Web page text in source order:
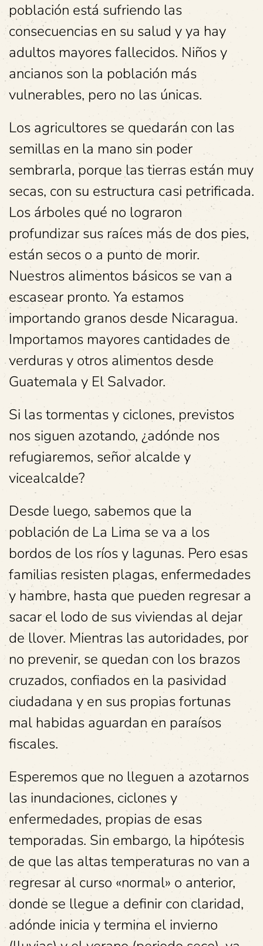
población está sufriendo las
consecuencias en su salud y ya hay
adultos mayores fallecidos. Niños y
ancianos son la población más
vulnerables, pero no las únicas.
Los agricultores se quedarán con las
semillas en la mano sin poder
sembrarla, porque las tierras están muy
secas, con su estructura casi petrificada.
Los árboles qué no lograron
profundizar sus raíces más de dos pies,
están secos o a punto de morir.
Nuestros alimentos básicos se van a
escasear pronto. Ya estamos
importando granos desde Nicaragua.
Importamos mayores cantidades de
verduras y otros alimentos desde
Guatemala y El Salvador.
Si las tormentas y ciclones, previstos
nos siguen azotando, ¿adónde nos
refugiaremos, señor alcalde y
vicealcalde?
Desde luego, sabemos que la
población de La Lima se va a los
bordos de los ríos y lagunas. Pero esas
familias resisten plagas, enfermedades
y hambre, hasta que pueden regresar a
sacar el lodo de sus viviendas al dejar
de llover. Mientras las autoridades, por
no prevenir, se quedan con los brazos
cruzados, confiados en la pasividad
ciudadana y en sus propias fortunas
mal habidas aguardan en paraísos
fiscales.
Esperemos que no lleguen a azotarnos
las inundaciones, ciclones y
enfermedades, propias de esas
temporadas. Sin embargo, la hipótesis
de que las altas temperaturas no van a
regresar al curso «normal» o anterior,
donde se llegue a definir con claridad,
adónde inicia y termina el invierno